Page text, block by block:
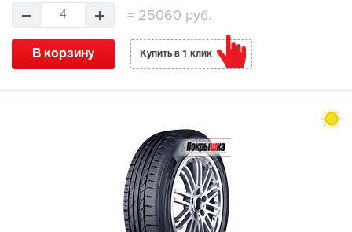
4 = 25060 руб.
В корзину Купить в 1 клик